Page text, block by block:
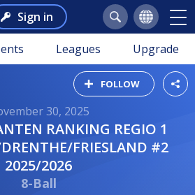
Sign in
Leagues Upgrade
FOLLOW
30, 2025
FRIESLAND #2
2025/2026
8-Ball